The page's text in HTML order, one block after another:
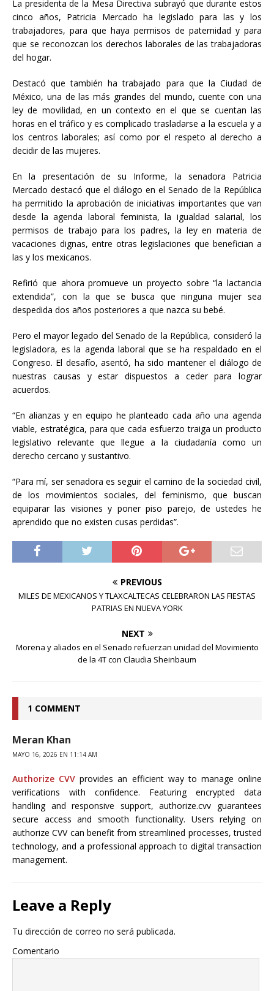
La presidenta de la Mesa Directiva subrayó que durante estos
cinco años, Patricia Mercado ha legislado para las y los
trabajadores, para que haya permisos de paternidad y para
que se reconozcan los derechos laborales de las trabajadoras
del hogar.
Destacó que también ha trabajado para que la Ciudad de
México, una de las más grandes del mundo, cuente con una
ley de movilidad, en un contexto en el que se cuentan las
horas en el tráfico y es complicado trasladarse a la escuela y a
los centros laborales; así como por el respeto al derecho a
decidir de las mujeres.
En la presentación de su Informe, la senadora Patricia
Mercado destacó que el diálogo en el Senado de la República
ha permitido la aprobación de iniciativas importantes que van
desde la agenda laboral feminista, la igualdad salarial, los
permisos de trabajo para los padres, la ley en materia de
vacaciones dignas, entre otras legislaciones que benefician a
las y los mexicanos.
Refirió que ahora promueve un proyecto sobre “la lactancia
extendida”, con la que se busca que ninguna mujer sea
despedida dos años posteriores a que nazca su bebé.
Pero el mayor legado del Senado de la República, consideró la
legisladora, es la agenda laboral que se ha respaldado en el
Congreso. El desafío, asentó, ha sido mantener el diálogo de
nuestras causas y estar dispuestos a ceder para lograr
acuerdos.
“En alianzas y en equipo he planteado cada año una agenda
viable, estratégica, para que cada esfuerzo traiga un producto
legislativo relevante que llegue a la ciudadanía como un
derecho cercano y sustantivo.
“Para mí, ser senadora es seguir el camino de la sociedad civil,
de los movimientos sociales, del feminismo, que buscan
equiparar las visiones y poner piso parejo, de ustedes he
aprendido que no existen cusas perdidas”.
PREVIOUS
MILES DE MEXICANOS Y TLAXCALTECAS CELEBRARON LAS FIESTAS
PATRIAS EN NUEVA YORK
NEXT
Morena y aliados en el Senado refuerzan unidad del Movimiento
de la 4T con Claudia Sheinbaum
1 COMMENT
Meran Khan
MAYO 16, 2026 EN 11:14 AM
Authorize CVV provides an efficient way to manage online
verifications with confidence. Featuring encrypted data
handling and responsive support, authorize.cvv guarantees
secure access and smooth functionality. Users relying on
authorize CVV can benefit from streamlined processes, trusted
technology, and a professional approach to digital transaction
management.
Leave a Reply
Tu dirección de correo no será publicada.
Comentario